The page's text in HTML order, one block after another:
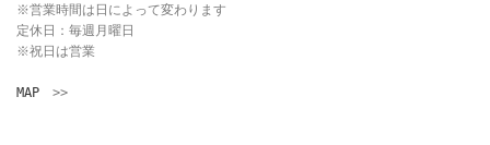
※営業時間は日によって変わります
定休日：毎週月曜日
※祝日は営業
MAP >>